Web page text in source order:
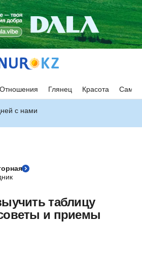
Отношения Глянец Красота
с нами
таблицу
и приемы